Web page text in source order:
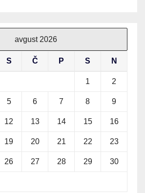
avgust 2026
S Č P S N
1 2
5 6 7 8 9
12 13 14 15 16
19 20 21 22 23
26 27 28 29 30